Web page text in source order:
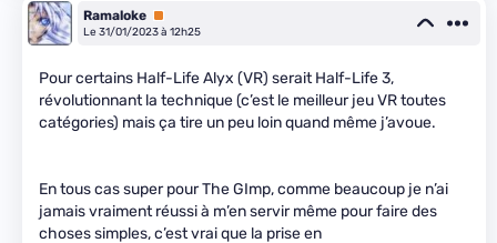
Ramaloke Premium
Le 31/01/2023 à 12h25
Pour certains Half-Life Alyx (VR) serait Half-Life 3,
révolutionnant la technique (c’est le meilleur jeu VR toutes
catégories) mais ça tire un peu loin quand même j’avoue.
En tous cas super pour The GImp, comme beaucoup je n’ai
jamais vraiment réussi à m’en servir même pour faire des
choses simples, c’est vrai que la prise en